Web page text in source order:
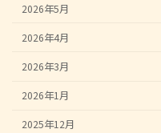
2026年5月
2026年4月
2026年3月
2026年1月
2025年12月